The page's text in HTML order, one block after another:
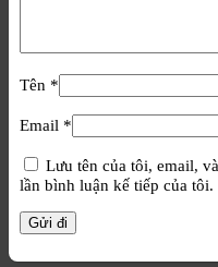
Tên *
Email *
Lưu tên của tôi, email,
lần bình luận kế tiếp của tôi.